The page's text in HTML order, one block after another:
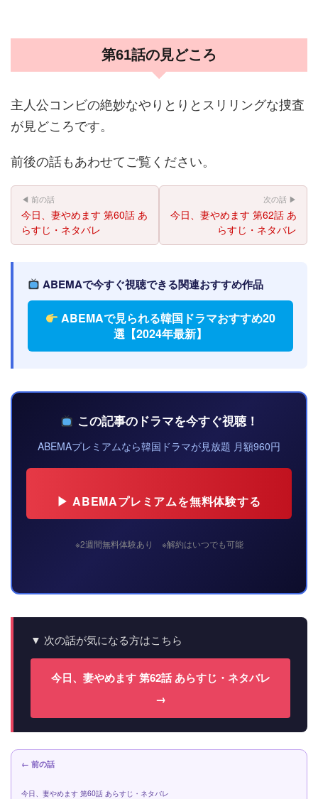
第61話の見どころ
主人公コンビの絶妙なやりとりとスリリングな捜査
が見どころです。
前後の話もあわせてご覧ください。
◀ 前の話
今日、妻やめます 第60話 あ
らすじ・ネタバレ
次の話 ▶
今日、妻やめます 第62話 あ
らすじ・ネタバレ
ABEMAで今すぐ視聴できる関連おすすめ作品
ABEMAで見られる韓国ドラマおすすめ20
選【2024年最新】
この記事のドラマを今すぐ視聴！
ABEMAプレミアムなら韓国ドラマが見放題 月額960円
▶ ABEMAプレミアムを無料体験する
※2週間無料体験あり ※解約はいつでも可能
▼ 次の話が気になる方はこちら
今日、妻やめます 第62話 あらすじ・ネタバレ
→
← 前の話
今日、妻やめます 第60話 あらすじ・ネタバレ